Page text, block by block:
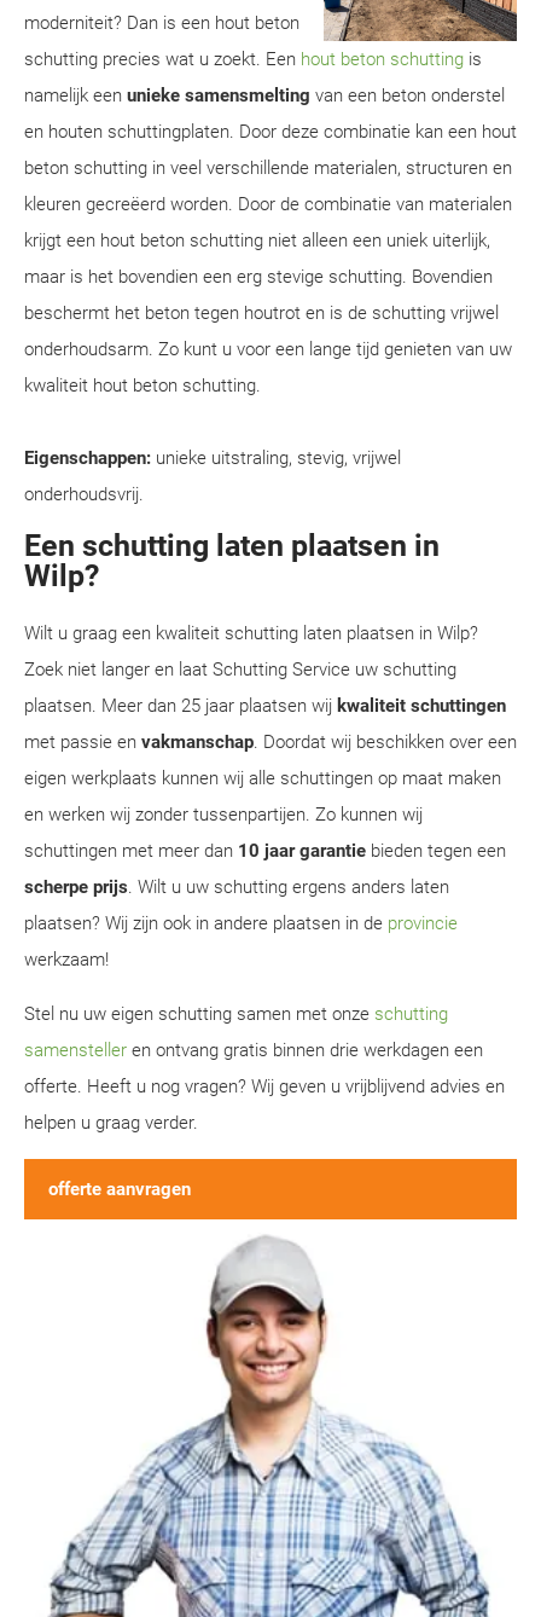
moderniteit? Dan is een hout beton
schutting precies wat u zoekt. Een hout beton schutting is
namelijk een unieke samensmelting van een beton onderstel
en houten schuttingplaten. Door deze combinatie kan een hout
beton schutting in veel verschillende materialen, structuren en
kleuren gecreëerd worden. Door de combinatie van materialen
krijgt een hout beton schutting niet alleen een uniek uiterlijk,
maar is het bovendien een erg stevige schutting. Bovendien
beschermt het beton tegen houtrot en is de schutting vrijwel
onderhoudsarm. Zo kunt u voor een lange tijd genieten van uw
kwaliteit hout beton schutting.
Eigenschappen: unieke uitstraling, stevig, vrijwel
onderhoudsvrij.
Een schutting laten plaatsen in
Wilp?
Wilt u graag een kwaliteit schutting laten plaatsen in Wilp?
Zoek niet langer en laat Schutting Service uw schutting
plaatsen. Meer dan 25 jaar plaatsen wij kwaliteit schuttingen
met passie en vakmanschap. Doordat wij beschikken over een
eigen werkplaats kunnen wij alle schuttingen op maat maken
en werken wij zonder tussenpartijen. Zo kunnen wij
schuttingen met meer dan 10 jaar garantie bieden tegen een
scherpe prijs. Wilt u uw schutting ergens anders laten
plaatsen? Wij zijn ook in andere plaatsen in de provincie
werkzaam!
Stel nu uw eigen schutting samen met onze schutting
samensteller en ontvang gratis binnen drie werkdagen een
offerte. Heeft u nog vragen? Wij geven u vrijblijvend advies en
helpen u graag verder.
offerte aanvragen